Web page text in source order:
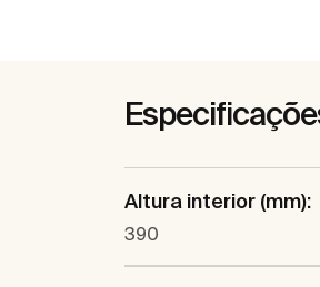
Altura interior (mm):
390